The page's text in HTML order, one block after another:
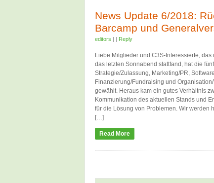
News Update 6/2018:
Barcamp und
editors | | Reply
Liebe Mitglieder und C3S-Interessierte,
das letzten Sonnabend stattfand, hat die
Strategie/Zulassung, Marketing/PR,
Finanzierung/Fundraising und
gewählt. Heraus kam ein gutes Verhältnis
Kommunikation des aktuellen Stands und
für die Lösung von Problemen. Wir werden
[…]
Read More